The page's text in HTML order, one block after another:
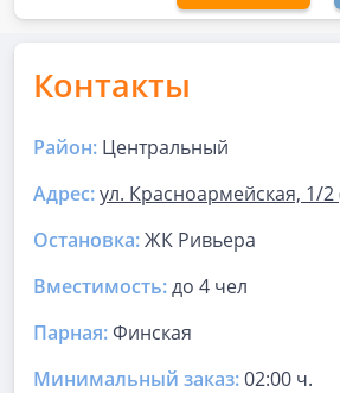
Контакты
Район: Центральный
Адрес:ул. Красноармейская, 1/
Остановка:ЖК Ривьера
Вместимость:до 4 чел
Парная:Финская
Минимальный заказ:02:00 ч.